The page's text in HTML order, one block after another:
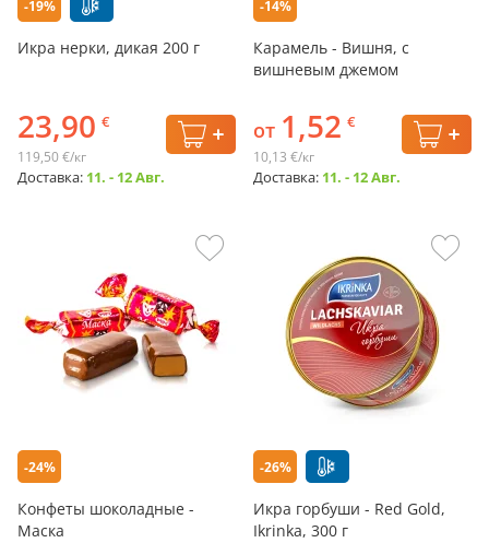
-19%
Икра нерки, дикая 200 г
23,90 €
119,50 €/кг
Доставка: 11. - 12 Авг.
-14%
Карамель - Вишня, с
вишневым джемом
от 1,52 €
10,13 €/кг
Доставка: 11. - 12 Авг.
-24%
Конфеты шоколадные -
Маска
-26%
Икра горбуши - Red Gold,
Ikrinka, 300 г